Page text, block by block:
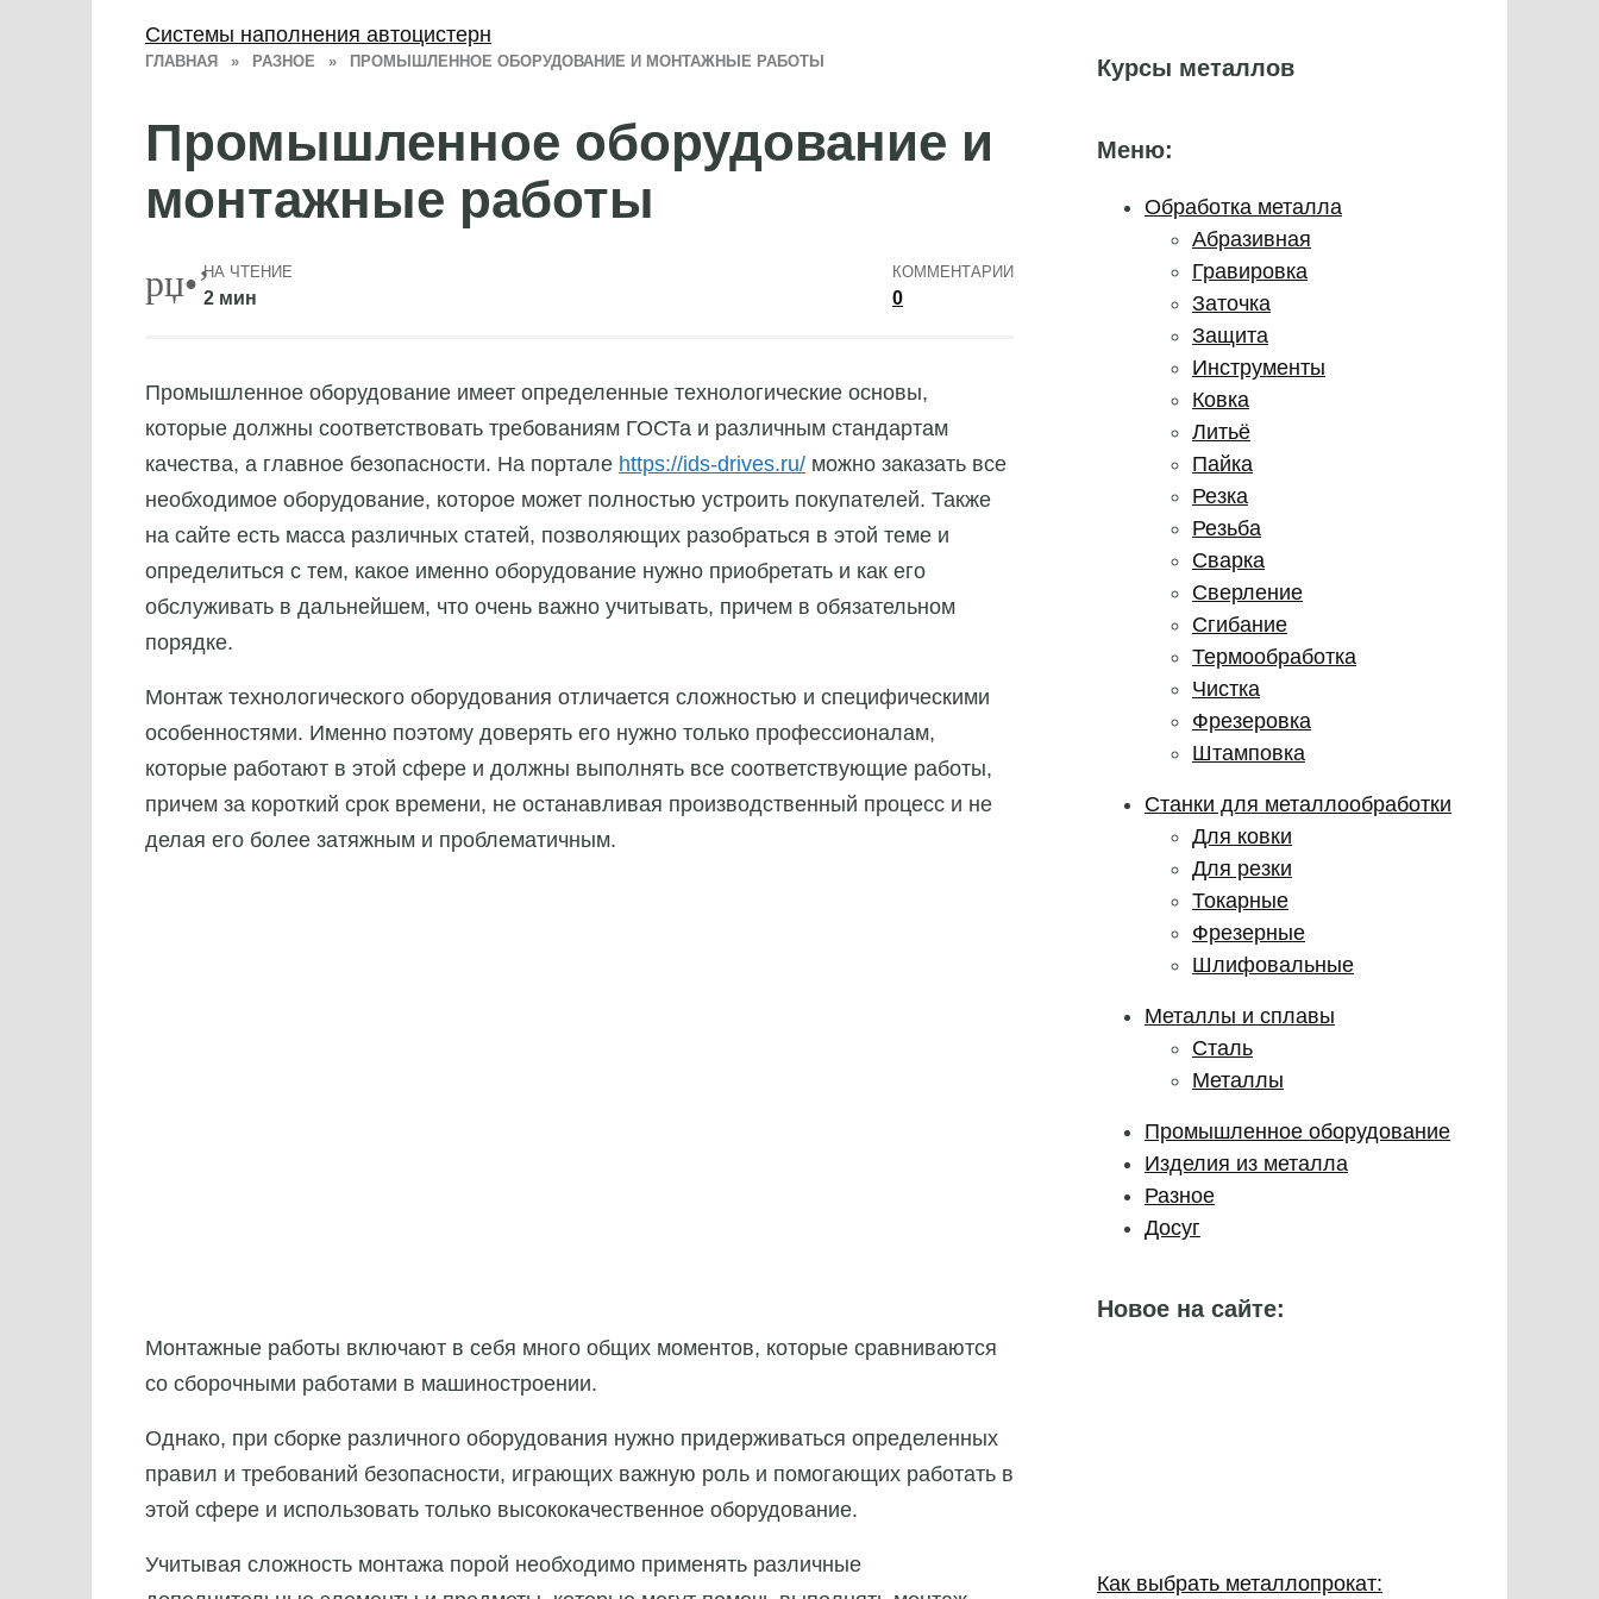
ГЛАВНАЯ » РАЗНОЕ » ПРОМЫШЛЕННОЕ ОБОРУДОВАНИЕ И МОНТАЖНЫЕ РАБОТЫ
Промышленное оборудование и
монтажные работы
НА ЧТЕНИЕ
2 мин
КОММЕНТАРИИ
0
Промышленное оборудование имеет определенные технологические основы,
которые должны соответствовать требованиям ГОСТа и различным стандартам
качества, а главное безопасности. На портале https://ids-drives.ru/ можно заказать все
необходимое оборудование, которое может полностью устроить покупателей. Также
на сайте есть масса различных статей, позволяющих разобраться в этой теме и
определиться с тем, какое именно оборудование нужно приобретать и как его
обслуживать в дальнейшем, что очень важно учитывать, причем в обязательном
порядке.
Монтаж технологического оборудования отличается сложностью и специфическими
особенностями. Именно поэтому доверять его нужно только профессионалам,
которые работают в этой сфере и должны выполнять все соответствующие работы,
причем за короткий срок времени, не останавливая производственный процесс и не
делая его более затяжным и проблематичным.
Монтажные работы включают в себя много общих моментов, которые сравниваются
со сборочными работами в машиностроении.
Однако, при сборке различного оборудования нужно придерживаться определенных
правил и требований безопасности, играющих важную роль и помогающих работать в
этой сфере и использовать только высококачественное оборудование.
Учитывая сложность монтажа порой необходимо применять различные
Курсы металлов
Меню:
Обработка металла
Абразивная
Гравировка
Заточка
Защита
Инструменты
Ковка
Литьё
Пайка
Резка
Резьба
Сварка
Сверление
Сгибание
Термообработка
Чистка
Фрезеровка
Штамповка
Станки для металлообработки
Для ковки
Для резки
Токарные
Фрезерные
Шлифовальные
Металлы и сплавы
Сталь
Металлы
Промышленное оборудование
Изделия из металла
Разное
Досуг
Новое на сайте:
Как выбрать металлопрокат:
Системы наполнения автоцистерн